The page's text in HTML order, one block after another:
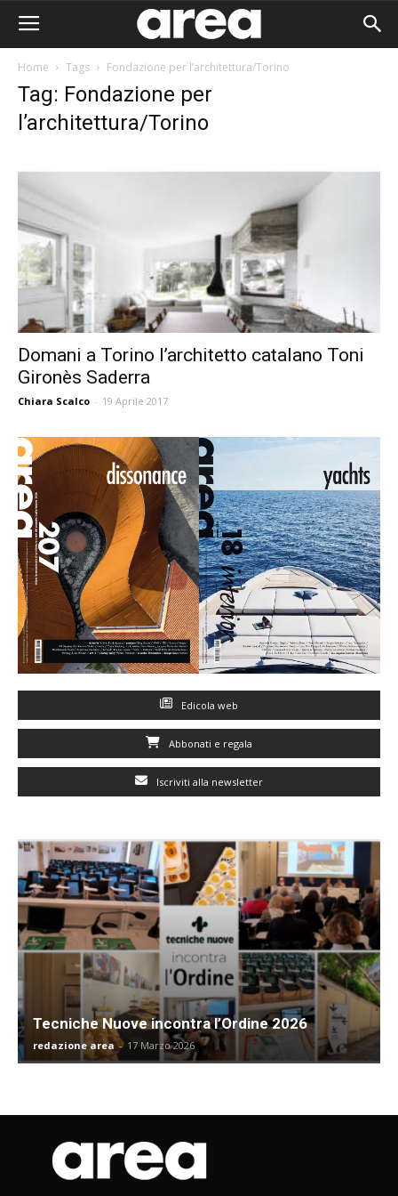
Home Tags Fondazione per l’architettura/Torino
Tag: Fondazione per
l’architettura/Torino
Domani a Torino l’architetto catalano Toni
Gironès Saderra
Chiara Scalco - 19 Aprile 2017
Edicola web
Abbonati e regala
Iscriviti alla newsletter
Tecniche Nuove incontra l’Ordine 2026
redazione area - 17 Marzo 2026